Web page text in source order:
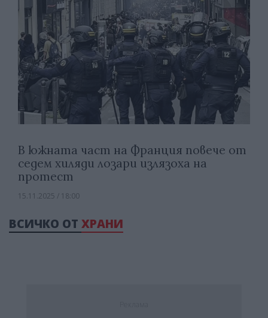
В южната част на Франция повече от
седем хиляди лозари излязоха на
протест
15.11.2025 / 18:00
ВСИЧКО ОТ ХРАНИ